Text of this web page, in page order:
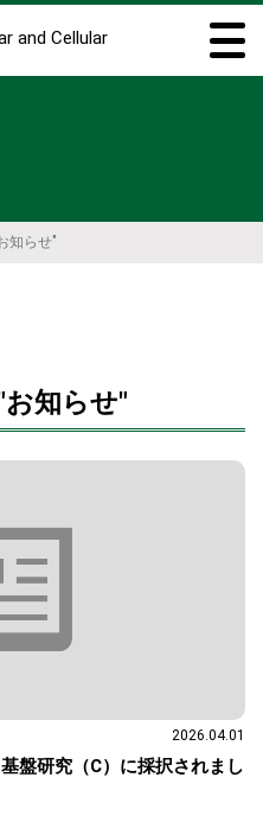
and Cellular
知らせ"
知らせ"
2026.04.01
盤研究（C）に採択されまし